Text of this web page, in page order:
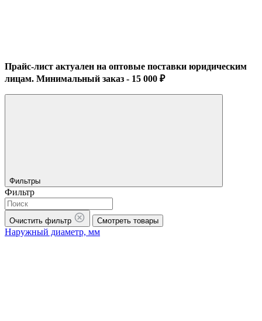
Прайс-лист актуален на оптовые поставки юридическим
лицам. Минимальный заказ - 15 000 ₽
Фильтры
Фильтр
Очистить фильтр Смотреть товары
Наружный диаметр, мм